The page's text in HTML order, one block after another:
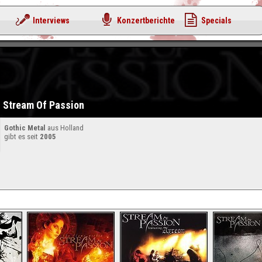
Stream Of Passion
Gothic Metal aus Holland
gibt es seit 2005
Interviews Konzertberichte Specials